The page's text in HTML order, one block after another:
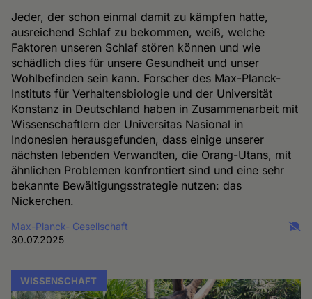
Jeder, der schon einmal damit zu kämpfen hatte,
ausreichend Schlaf zu bekommen, weiß, welche
Faktoren unseren Schlaf stören können und wie
schädlich dies für unsere Gesundheit und unser
Wohlbefinden sein kann. Forscher des Max-Planck-
Instituts für Verhaltensbiologie und der Universität
Konstanz in Deutschland haben in Zusammenarbeit mit
Wissenschaftlern der Universitas Nasional in
Indonesien herausgefunden, dass einige unserer
nächsten lebenden Verwandten, die Orang-Utans, mit
ähnlichen Problemen konfrontiert sind und eine sehr
bekannte Bewältigungsstrategie nutzen: das
Nickerchen.
Max-Planck- Gesellschaft
30.07.2025
WISSENSCHAFT